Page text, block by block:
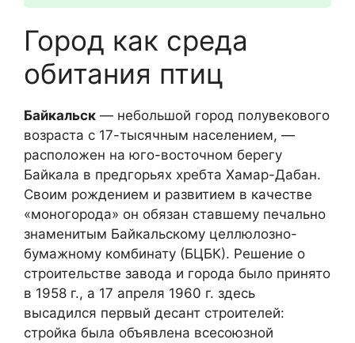
Город как среда
обитания птиц
Байкальск — небольшой город полувекового
возраста с 17-тысячным населением, —
расположен на юго-восточном берегу
Байкала в предгорьях хребта Хамар-Дабан.
Своим рождением и развитием в качестве
«моногорода» он обязан ставшему печально
знаменитым Байкальскому целлюлозно-
бумажному комбинату (БЦБК). Решение о
строительстве завода и города было принято
в 1958 г., а 17 апреля 1960 г. здесь
высадился первый десант строителей:
стройка была объявлена всесоюзной